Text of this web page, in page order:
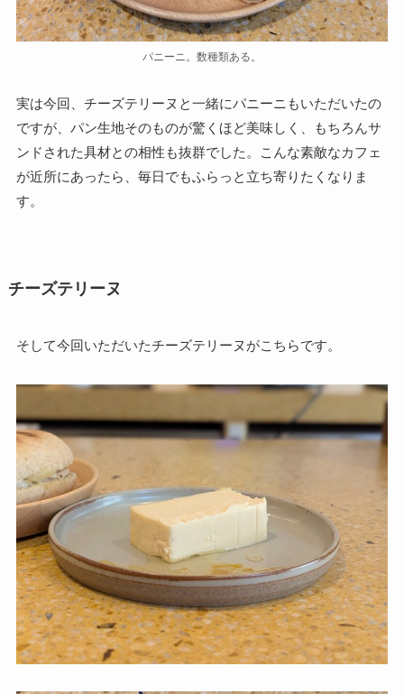
パニーニ。数種類ある。
実は今回、チーズテリーヌと一緒にパニーニもいただいたの
ですが、パン生地そのものが驚くほど美味しく、もちろんサ
ンドされた具材との相性も抜群でした。こんな素敵なカフェ
が近所にあったら、毎日でもふらっと立ち寄りたくなりま
す。
チーズテリーヌ
そして今回いただいたチーズテリーヌがこちらです。